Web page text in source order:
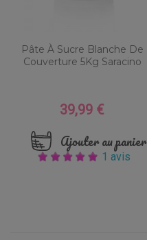
Pâte À Sucre Blanche De
Couverture 5Kg Saracino
Prix
39,99 €
Ajouter au panier
1 avis